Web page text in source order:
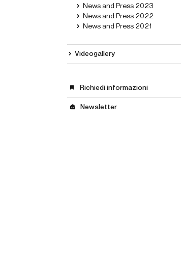
News and Press 2023
News and Press 2022
News and Press 2021
Videogallery
Richiedi informazioni
Newsletter